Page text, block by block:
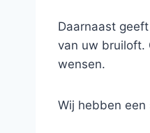
Daarnaast
van uw bruiloft.
wensen.
Wij hebben een